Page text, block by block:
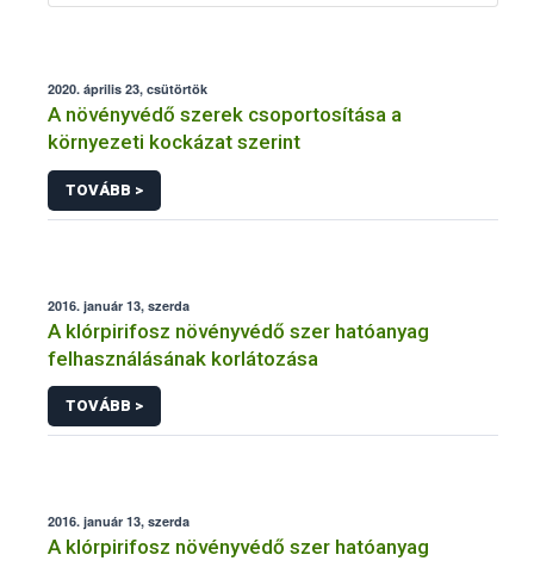
2020. április 23, csütörtök
A növényvédő szerek csoportosítása a
környezeti kockázat szerint
TOVÁBB >
2016. január 13, szerda
A klórpirifosz növényvédő szer hatóanyag
felhasználásának korlátozása
TOVÁBB >
2016. január 13, szerda
A klórpirifosz növényvédő szer hatóanyag